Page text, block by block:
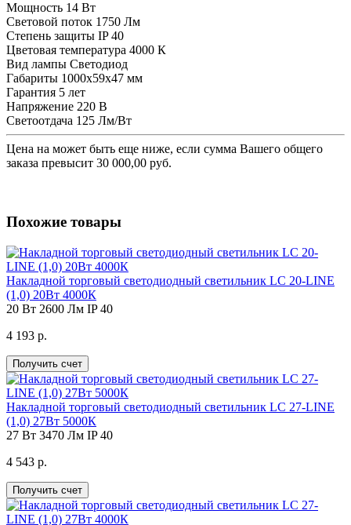
Мощность 14 Вт
Световой поток 1750 Лм
Степень защиты IP 40
Цветовая температура 4000 К
Вид лампы Светодиод
Габариты 1000x59x47 мм
Гарантия 5 лет
Напряжение 220 В
Светоотдача 125 Лм/Вт
Цена на может быть еще ниже, если сумма Вашего общего
заказа превысит 30 000,00 руб.
Похожие товары
Накладной торговый светодиодный светильник LC 20-LINE
(1,0) 20Вт 4000К
20 Вт 2600 Лм IP 40
4 193 р.
Получить счет
Накладной торговый светодиодный светильник LC 27-LINE
(1,0) 27Вт 5000К
27 Вт 3470 Лм IP 40
4 543 р.
Получить счет